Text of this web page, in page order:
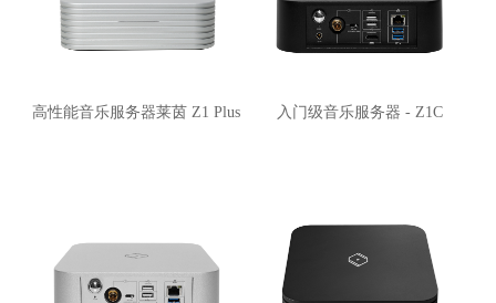
高性能音乐服务器莱茵 Z1 Plus 入门级音乐服务器 - Z1C